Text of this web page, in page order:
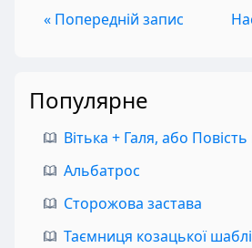
« Попередній запис
Популярне
Альбатрос
Сторожова застава
Таємниця козацької шаблі